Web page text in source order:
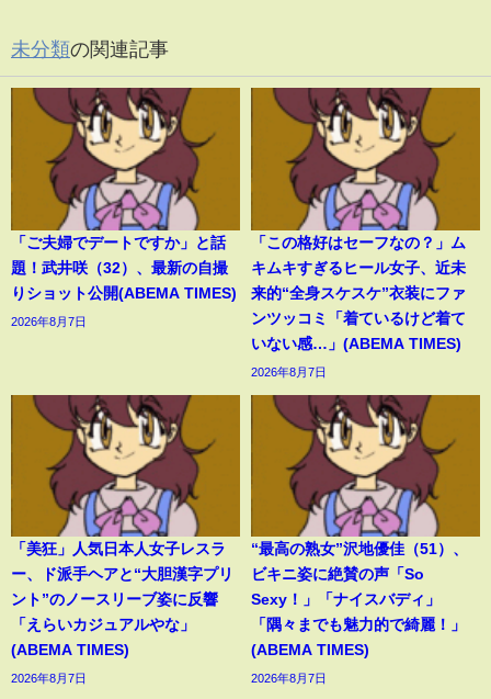
未分類の関連記事
「ご夫婦でデートですか」と話
題！武井咲（32）、最新の自撮
りショット公開(ABEMA TIMES)
2026年8月7日
「この格好はセーフなの？」ム
キムキすぎるヒール女子、近未
来的“全身スケスケ”衣装にファ
ンツッコミ「着ているけど着て
いない感…」(ABEMA TIMES)
2026年8月7日
「美狂」人気日本人女子レスラ
ー、ド派手ヘアと“大胆漢字プリ
ント”のノースリーブ姿に反響
「えらいカジュアルやな」
(ABEMA TIMES)
2026年8月7日
“最高の熟女”沢地優佳（51）、
ビキニ姿に絶賛の声「So
Sexy！」「ナイスバディ」
「隅々までも魅力的で綺麗！」
(ABEMA TIMES)
2026年8月7日